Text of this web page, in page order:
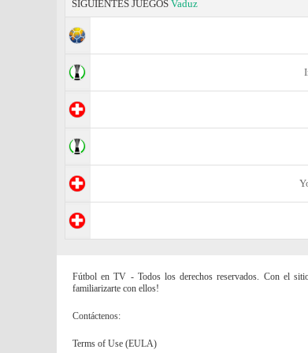
SIGUIENTES JUEGOS Vaduz
Fútbol en TV - Todos los derechos reservados. Con el
familiarizarte con ellos!
Contáctenos:
Terms of Use (EULA)